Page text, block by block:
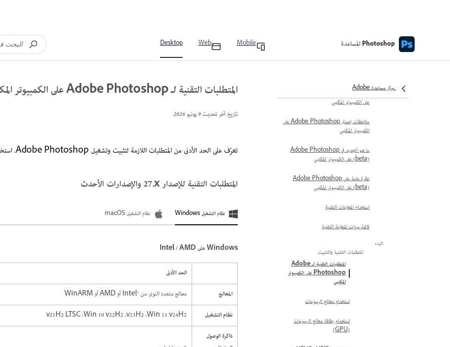
Photoshop المساعدة Mobile
Web
Desktop
مركز مساعدة Adobe
على الكمبيوتر المكتبي
ملاحظات إصدار Adobe Photoshop على
الكمبيوتر المكتبي
ما هو الجديد في Adobe Photoshop
(beta) على الكمبيوتر المكتبي
نظرة عامة على Adobe Photoshop
(beta) على الكمبيوتر المكتبي
استخدام المعاينات التقنية
قائمة ميزات المعاينة التقنية
البدء
المتطلبات التقنية والتثبيت
المتطلبات التقنية لـ Adobe
Photoshop على الكمبيوتر
المكتبي
استخدام معالج الرسومات
استخدام بطاقة معالج الرسومات
(GPU)
المتطلبات التقنية لـ Adobe Photoshop على الكمبيوتر المكتبي
تاريخ آخر تحديث9 يونيو 2026
تعرّف على الحد الأدنى من المتطلبات اللازمة لتثبيت وتشغيل Adobe Photoshop. استخدم مواصفات النظام الموصى بها للحصول على الأداء الأمثل.
المتطلبات التقنية للإصدار ‎27.x والإصدارات الأحدث
نظام التشغيل Windows نظام التشغيل macOS
Windows على Intel / AMD
الحد الأدنى
المعالج
معالج متعدد النوى من Intel®‎ أو AMD أو WinARM
نظام التشغيل
Win 11 v24H2‏، v23H2‏، Win 10 v22H2‏، v21H2 LTSC
ذاكرة الوصول